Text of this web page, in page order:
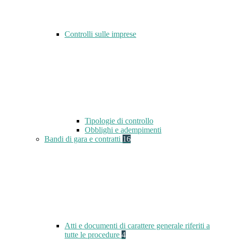
Controlli sulle imprese
Tipologie di controllo
Obblighi e adempimenti
Bandi di gara e contratti 16
Atti e documenti di carattere generale riferiti a
tutte le procedure 4